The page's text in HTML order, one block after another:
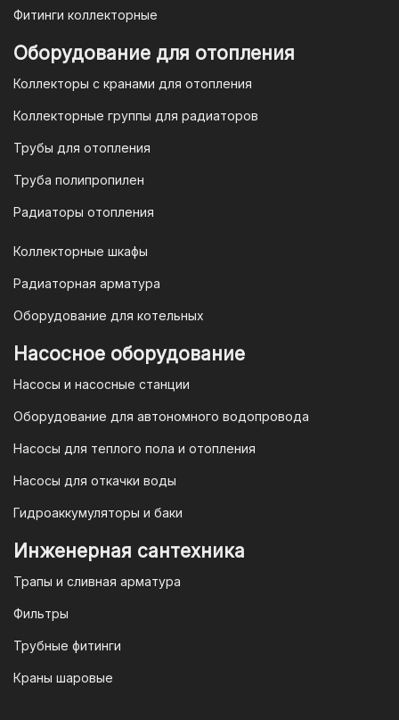
организаций и ИП необходимо
связаться с оптовым отделом
электронную почту
opt@mail.ru
Гарантия и условия гарантии
магазине "TIM-com Россия" Вы можете
быть уверены в том, что мы действуем
в рамках действующего
Законодательства Российской
Федерации и Ваши права, как
отопительной техники (котлы, газовые
монтажа, необходимо вызывать
специалиста из
ЦЕНТРА на первый запуск
оборудования (пуско-наладочные
Фитинги коллекторные
Оборудование для отопления
Коллекторы с кранами для отопления
Коллекторные группы для радиаторов
Трубы для отопления
Труба полипропилен
Радиаторы отопления
Коллекторные шкафы
Радиаторная арматура
Оборудование для котельных
Насосное оборудование
Насосы и насосные станции
Оборудование для автономного водопровода
Насосы для теплого пола и отопления
Насосы для откачки воды
Гидроаккумуляторы и баки
Инженерная сантехника
Трапы и сливная арматура
Фильтры
Трубные фитинги
Краны шаровые